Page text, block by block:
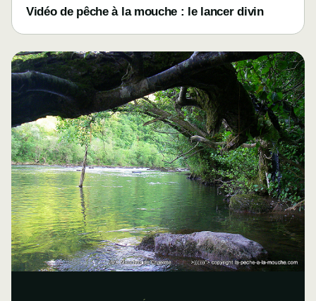
Vidéo de pêche à la mouche : le lancer divin